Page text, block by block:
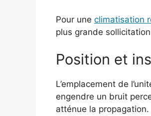
Pour une climatisation
plus grande
Position et
L’emplacement de
engendre un bruit
atténue la